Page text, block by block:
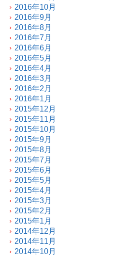
2016年10月
2016年9月
2016年8月
2016年7月
2016年6月
2016年5月
2016年4月
2016年3月
2016年2月
2016年1月
2015年12月
2015年11月
2015年10月
2015年9月
2015年8月
2015年7月
2015年6月
2015年5月
2015年4月
2015年3月
2015年2月
2015年1月
2014年12月
2014年11月
2014年10月